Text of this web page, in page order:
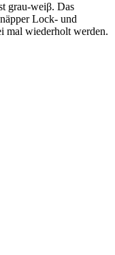
grau-weiβ. Das
Lock- und
mal wiederholt werden.